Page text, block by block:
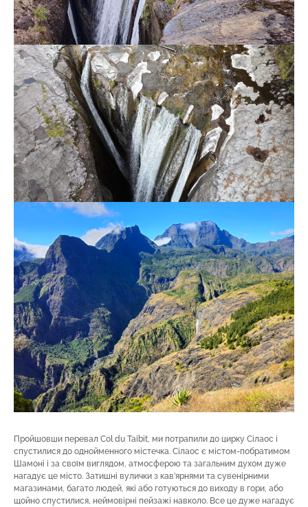
Пройшовши перевал Col du Taïbit, ми потрапили до цирку Сілаос і
спустилися до однойменного містечка. Сілаос є містом-побратимом
Шамоні і за своїм виглядом, атмосферою та загальним духом дуже
нагадує це місто. Затишні вулички з кав’ярнями та сувенірними
магазинами, багато людей, які або готуються до виходу в гори, або
щойно спустилися, неймовірні пейзажі навколо. Все це дуже нагадує